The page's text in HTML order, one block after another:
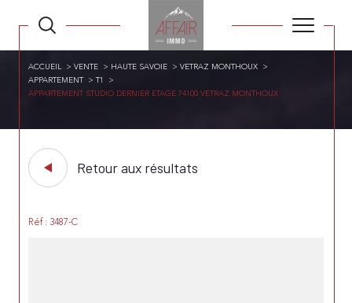
ACCUEIL VENTE HAUTE SAVOIE
VETRAZ MONTHOUX
APPARTEMENT
T1
APPARTEMENT STUDIO DERNIER ETAGE 74100 VETRAZ MONTHOUX
Retour aux résultats
Réf : 3487-C